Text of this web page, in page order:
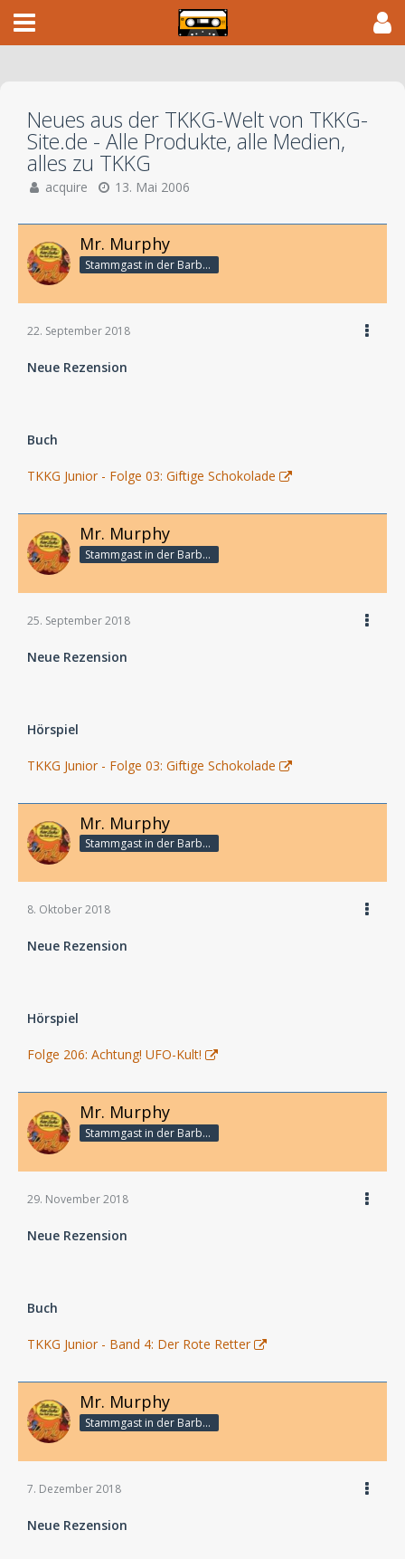
Neues aus der TKKG-Welt von TKKG-
Site.de - Alle Produkte, alle Medien,
alles zu TKKG
acquire 13. Mai 2006
Mr. Murphy
Stammgast in der Barbarabar
22. September 2018
Neue Rezension
Buch
TKKG Junior - Folge 03: Giftige Schokolade
Mr. Murphy
Stammgast in der Barbarabar
25. September 2018
Neue Rezension
Hörspiel
TKKG Junior - Folge 03: Giftige Schokolade
Mr. Murphy
Stammgast in der Barbarabar
8. Oktober 2018
Neue Rezension
Hörspiel
Folge 206: Achtung! UFO-Kult!
Mr. Murphy
Stammgast in der Barbarabar
29. November 2018
Neue Rezension
Buch
TKKG Junior - Band 4: Der Rote Retter
Mr. Murphy
Stammgast in der Barbarabar
7. Dezember 2018
Neue Rezension